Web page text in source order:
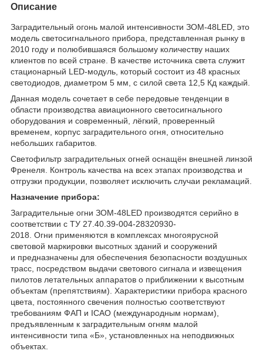
Описание
Заградительный огонь малой интенсивности ЗОМ-48LED, это
модель светосигнального прибора, представленная рынку в
2010 году и полюбившаяся большому количеству наших
клиентов по всей стране. В качестве источника света служит
стационарный LED-модуль, который состоит из 48 красных
светодиодов, диаметром 5 мм, с силой света 12,5 Кд каждый.
Данная модель сочетает в себе передовые тенденции в
области производства авиационного светосигнального
оборудования и современный, лёгкий, проверенный
временем, корпус заградительного огня, относительно
небольших габаритов.
Светофильтр заградительных огней оснащён внешней линзой
Френеля. Контроль качества на всех этапах производства и
отгрузки продукции, позволяет исключить случаи рекламаций.
Назначение прибора:
Заградительные огни ЗОМ-48LED производятся серийно в
соответствии с ТУ 27.40.39-004-28320930-
2018. Огни применяются в комплексах многоярусной
световой маркировки высотных зданий и сооружений
и предназначены для обеспечения безопасности воздушных
трасс, посредством выдачи светового сигнала и извещения
пилотов летательных аппаратов о приближении к высотным
объектам (препятствиям). Характеристики прибора красного
цвета, постоянного свечения полностью соответствуют
требованиям ФАП и ICAO (международным нормам),
предъявленным к заградительным огням малой
интенсивности типа «Б», установленных на неподвижных
объектах.